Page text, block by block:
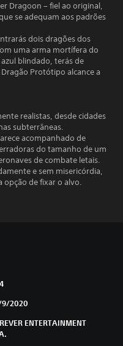
Dragoon – fiel ao original,
se adequam aos padrões
dois dragões dos
uma arma mortífera do
blindado, terás de
Protótipo alcance a
realistas, desde cidades
subterrâneas.
acompanhado de
do tamanho de um
de combate letais.
e sem misericórdia,
opção de fixar o alvo.
9/2020
ENTERTAINMENT